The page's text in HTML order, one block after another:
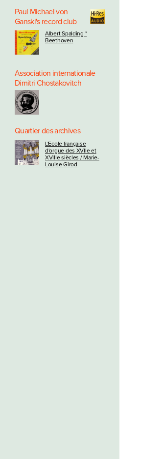
Paul Michael von
Ganski's record club
Albert Spalding *
Beethoven
Association internationale
Dimitri Chostakovitch
Quartier des archives
L'Ecole française
d'orgue des XVIIe et
XVIIIe siècles / Marie-
Louise Girod